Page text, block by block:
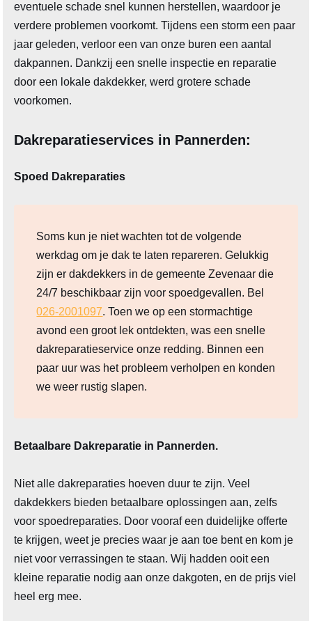
eventuele schade snel kunnen herstellen, waardoor je
verdere problemen voorkomt. Tijdens een storm een paar
jaar geleden, verloor een van onze buren een aantal
dakpannen. Dankzij een snelle inspectie en reparatie
door een lokale dakdekker, werd grotere schade
voorkomen.
Dakreparatieservices in Pannerden:
Spoed Dakreparaties
Soms kun je niet wachten tot de volgende
werkdag om je dak te laten repareren. Gelukkig
zijn er dakdekkers in de gemeente Zevenaar die
24/7 beschikbaar zijn voor spoedgevallen. Bel
026-2001097. Toen we op een stormachtige
avond een groot lek ontdekten, was een snelle
dakreparatieservice onze redding. Binnen een
paar uur was het probleem verholpen en konden
we weer rustig slapen.
Betaalbare Dakreparatie in Pannerden.
Niet alle dakreparaties hoeven duur te zijn. Veel
dakdekkers bieden betaalbare oplossingen aan, zelfs
voor spoedreparaties. Door vooraf een duidelijke offerte
te krijgen, weet je precies waar je aan toe bent en kom je
niet voor verrassingen te staan. Wij hadden ooit een
kleine reparatie nodig aan onze dakgoten, en de prijs viel
heel erg mee.